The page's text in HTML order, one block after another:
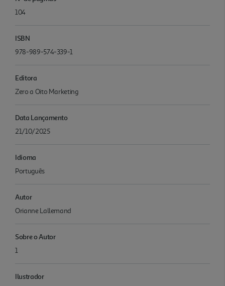
104
ISBN
978-989-574-339-1
Editora
Zero a Oito Marketing
Data Lançamento
21/10/2025
Idioma
Português
Autor
Orianne Lallemand
Sobre o Autor
1
Ilustrador